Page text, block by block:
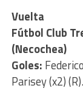
Vuelta
Fútbol Club
(Necochea)
Goles:
Parisey (x2) (R).